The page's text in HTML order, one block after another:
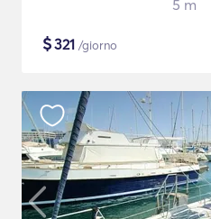
5 m
$321 /giorno